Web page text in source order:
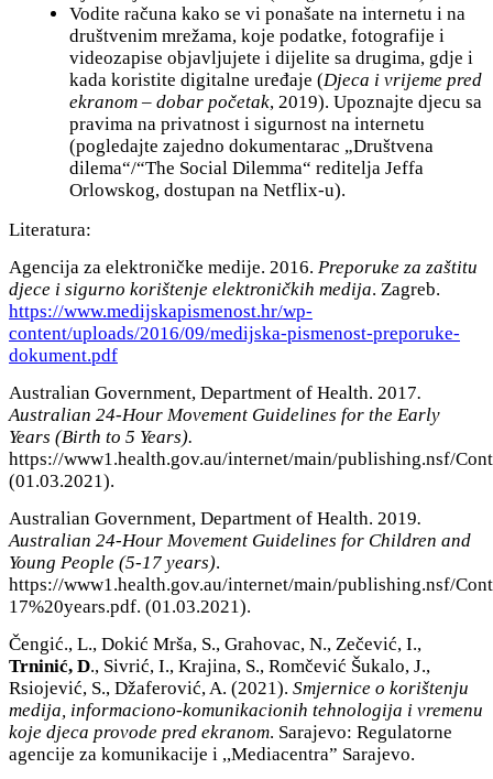
Vodite računa kako se vi ponašate na internetu i na
društvenim mrežama, koje podatke, fotografije i
videozapise objavljujete i dijelite sa drugima, gdje i
kada koristite digitalne uređaje (Djeca i vrijeme pred
ekranom – dobar početak, 2019). Upoznajte djecu sa
pravima na privatnost i sigurnost na internetu
(pogledajte zajedno dokumentarac „Društvena
dilema“/“The Social Dilemma“ reditelja Jeffa
Orlowskog, dostupan na Netflix-u).
Literatura:
Agencija za elektroničke medije. 2016. Preporuke za zaštitu
djece i sigurno korištenje elektroničkih medija. Zagreb.
https://www.medijskapismenost.hr/wp-
content/uploads/2016/09/medijska-pismenost-preporuke-
dokument.pdf
Australian Government, Department of Health. 2017.
Australian 24-Hour Movement Guidelines for the Early
Years (Birth to 5 Years).
https://www1.health.gov.au/internet/main/publishing.nsf/
(01.03.2021).
Australian Government, Department of Health. 2019.
Australian 24-Hour Movement Guidelines for Children and
Young People (5-17 years).
https://www1.health.gov.au/internet/main/publishing.nsf/
17%20years.pdf. (01.03.2021).
Čengić., L., Dokić Mrša, S., Grahovac, N., Zečević, I.,
Trninić, D., Sivrić, I., Krajina, S., Romčević Šukalo, J.,
Rsiojević, S., Džaferović, A. (2021). Smjernice o korištenju
medija, informaciono-komunikacionih tehnologija i vremenu
koje djeca provode pred ekranom. Sarajevo: Regulatorne
agencije za komunikacije i ,,Mediacentra” Sarajevo.